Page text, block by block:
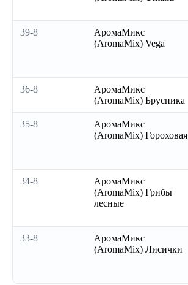
39-8
АромаМикс
(AromaMix) Vega
36-8
АромаМикс
(AromaMix) Брусника
35-8
АромаМикс
(AromaMix) Гороховая
34-8
АромаМикс
(AromaMix) Грибы
лесные
33-8
АромаМикс
(AromaMix) Лисички